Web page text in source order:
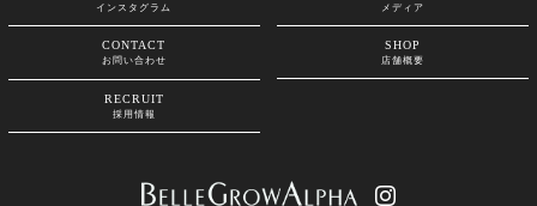
インスタグラム メディア
CONTACT
お問い合わせ
SHOP
店舗概要
RECRUIT
採用情報
